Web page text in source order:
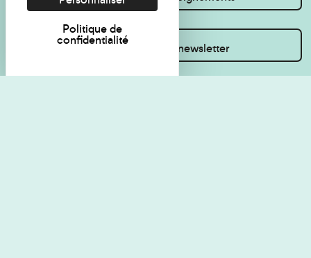
Inscrivez-vous à la newsletter
Politique de
confidentialité